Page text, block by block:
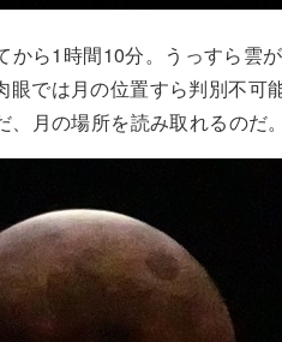
から1時間10分。うっすら雲
眼では月の位置すら判別不可
、月の場所を読み取れるのだ